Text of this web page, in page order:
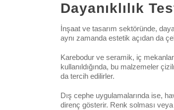
Dayanıklılık
İnşaat ve tasarım sektöründe,
aynı zamanda estetik açıdan da
Karebodur ve seramik, iç
kullanıldığında, bu malzemeler
da tercih edilirler.
Dış cephe uygulamalarında ise,
direnç gösterir. Renk solması